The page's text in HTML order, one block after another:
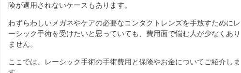
険が適用されないケースもあります。
わずらわしいメガネやケアの必要なコンタクトレンズを手放すためにレ
ーシック手術を受けたいと思っていても、費用面で悩む人が少なくあり
ません。
ここでは、レーシック手術の手術費用と保険やお金についてご紹介しま